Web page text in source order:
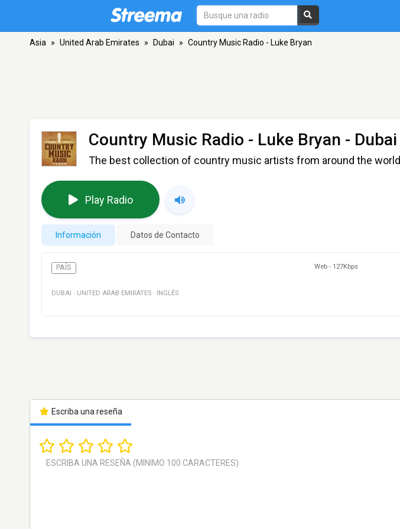
Asia » United Arab Emirates » Dubai » Country Music Radio - Luke Bryan
Country Music Radio - Luke Bryan - Dubai
The best collection of country music artists from around the world
Play Radio
Información Datos de Contacto
PAÍS Web - 127Kbps
DUBAI · UNITED ARAB EMIRATES · INGLÉS
Escriba una reseña